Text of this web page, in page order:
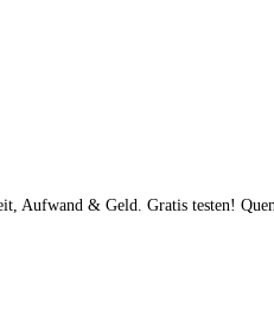
Aufwand & Geld. Gratis testen!